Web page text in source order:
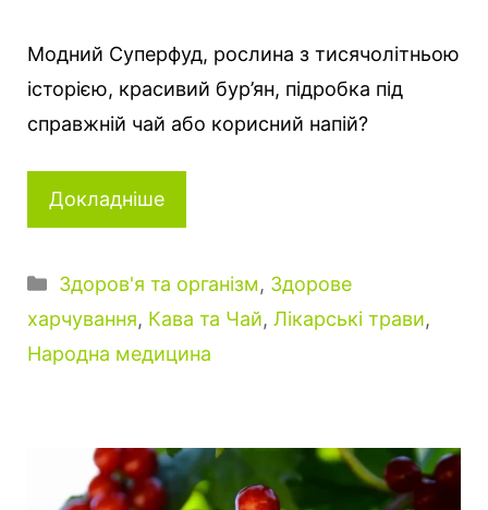
Модний Суперфуд, рослина з тисячолітньою
історією, красивий бур’ян, підробка під
справжній чай або корисний напій?
Докладніше
Категорії
Здоров'я та організм, Здорове
харчування, Кава та Чай, Лікарські трави,
Народна медицина